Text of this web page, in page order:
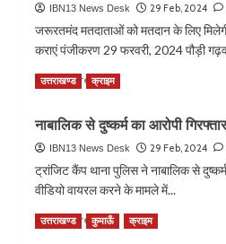
IBN13 News Desk 29 Feb, 2024
जरूरतमंद मतदाताओं को मतदान के लिए
कराएं पंजीकरण 29 फरवरी, 2024 पौड़ी
Read MoreRead
जरूरतमंद
मतदाताओं
मतदान
के
लिए
मिलेगी
उत्तराखण्ड क्राइम
नाबालिक से दुष्कर्म का आरोपी गिरफ्तार
IBN13 News Desk 29 Feb, 2024
ट्रांजिट कैंप थाना पुलिस ने नाबालिक से
वीडियो वायरल करने के मामले में...
Read MoreRead
उत्तराखण्ड कुमाऊँ क्राइम